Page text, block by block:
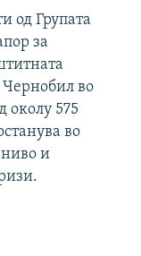
од Групата
за
Чернобил во
околу 575
во
ниво и